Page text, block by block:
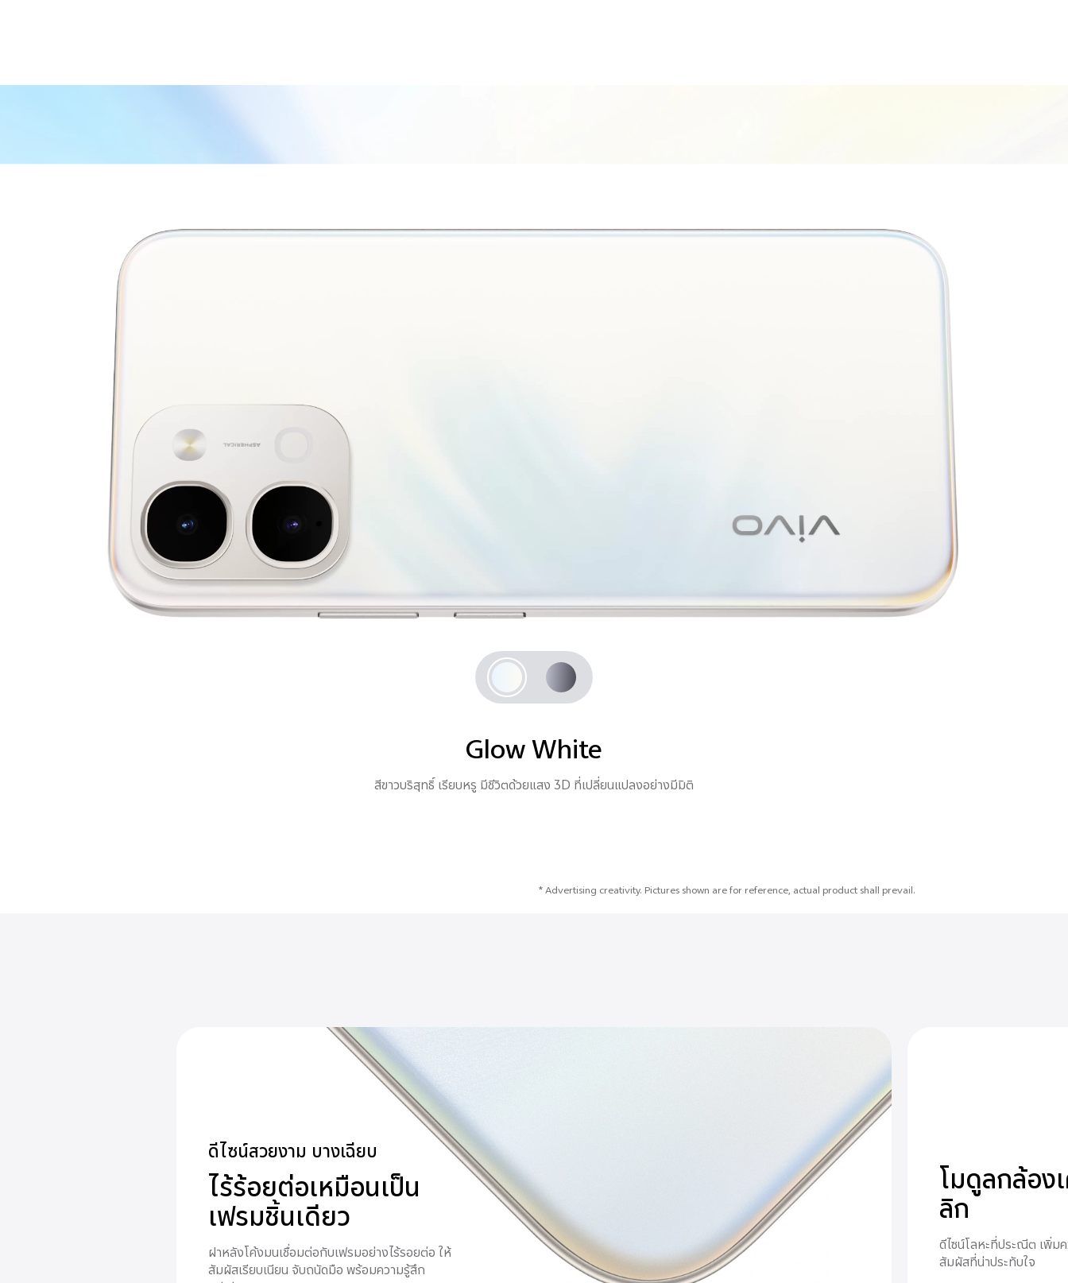
Glow White
สีขาวบริสุทธิ์ เรียบหรู มีชีวิตด้วยแสง 3D ที่เปลี่ยนแปลงอย่างมีมิติ
* Advertising creativity. Pictures shown are for reference, actual product shall prevail.
ดีไซน์สวยงาม บางเฉียบ
ไร้ร้อยต่อเหมือนเป็น
เฟรมชิ้นเดียว
ฝาหลังโค้งมนเชื่อมต่อกับเฟรมอย่างไร้รอยต่อ ให้
สัมผัสเรียบเนียน จับถนัดมือ พร้อมความรู้สึก
โมดูลกล้อง
ลิก
ดีไซน์โลหะที่ประณีต เพิ่ม
สัมผัสที่น่าประทับใจ